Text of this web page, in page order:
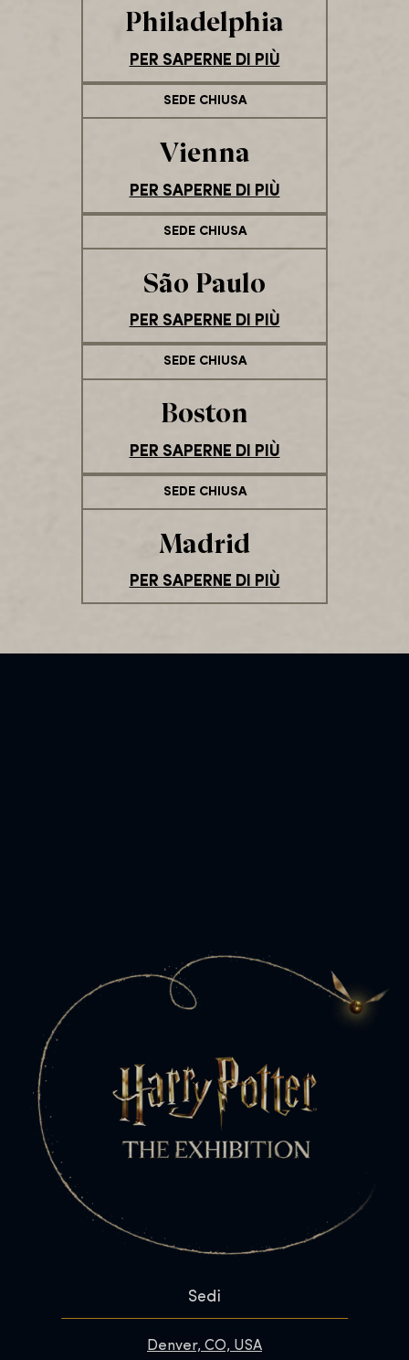
Philadelphia
PER SAPERNE DI PIÙ
SEDE CHIUSA
Vienna
PER SAPERNE DI PIÙ
SEDE CHIUSA
São Paulo
PER SAPERNE DI PIÙ
SEDE CHIUSA
Boston
PER SAPERNE DI PIÙ
SEDE CHIUSA
Madrid
PER SAPERNE DI PIÙ
Sedi
Denver, CO, USA